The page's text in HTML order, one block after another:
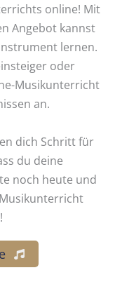
online! Mit
Angebot kannst
lernen.
oder
Musikunterricht
an.
dich Schritt für
du deine
noch heute und